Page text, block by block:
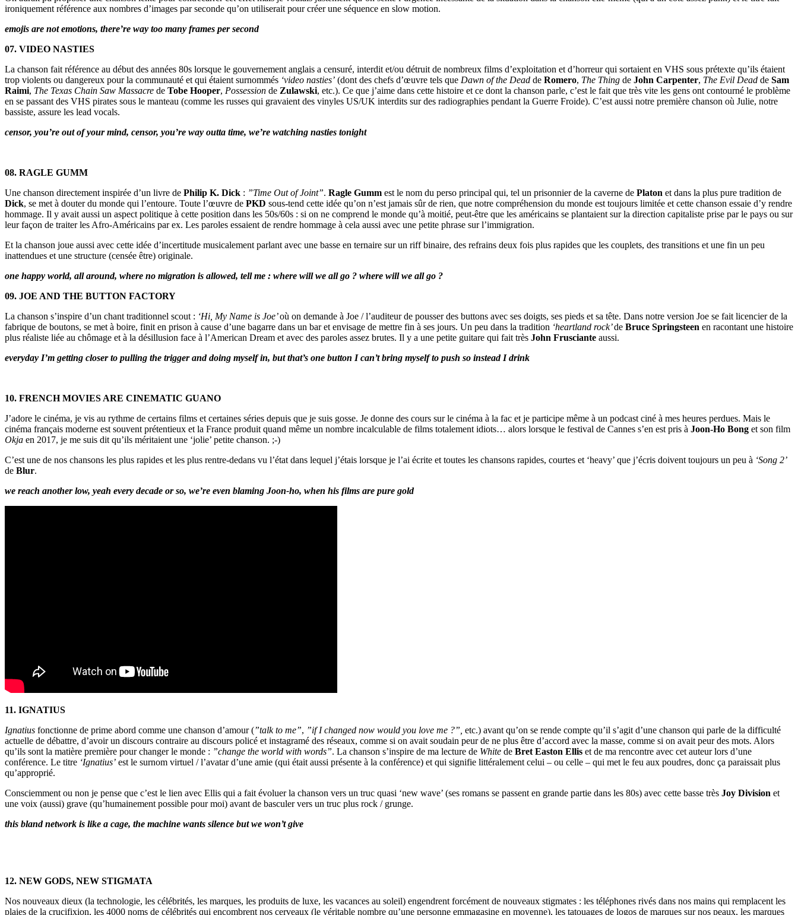
ironiquement référence aux nombres d’images par seconde qu’on utiliserait pour créer une séquence en slow motion.
emojis are not emotions, there’re way too many frames per second
07. VIDEO NASTIES
La chanson fait référence au début des années 80s lorsque le gouvernement anglais a censuré, interdit et/ou détruit de nombreux films d’exploitation et d’horreur qui sortaient en VHS sous prétexte qu’ils étaient
trop violents ou dangereux pour la communauté et qui étaient surnommés ‘video nasties’ (dont des chefs d’œuvre tels que Dawn of the Dead de Romero, The Thing de John Carpenter, The Evil Dead de Sam
Raimi, The Texas Chain Saw Massacre de Tobe Hooper, Possession de Zulawski, etc.). Ce que j’aime dans cette histoire et ce dont la chanson parle, c’est le fait que très vite les gens ont contourné le problème
en se passant des VHS pirates sous le manteau (comme les russes qui gravaient des vinyles US/UK interdits sur des radiographies pendant la Guerre Froide). C’est aussi notre première chanson où Julie, notre
bassiste, assure les lead vocals.
censor, you’re out of your mind, censor, you’re way outta time, we’re watching nasties tonight
08. RAGLE GUMM
Une chanson directement inspirée d’un livre de Philip K. Dick : ”Time Out of Joint”. Ragle Gumm est le nom du perso principal qui, tel un prisonnier de la caverne de Platon et dans la plus pure tradition de
Dick, se met à douter du monde qui l’entoure. Toute l’œuvre de PKD sous-tend cette idée qu’on n’est jamais sûr de rien, que notre compréhension du monde est toujours limitée et cette chanson essaie d’y rendre
hommage. Il y avait aussi un aspect politique à cette position dans les 50s/60s : si on ne comprend le monde qu’à moitié, peut-être que les américains se plantaient sur la direction capitaliste prise par le pays ou sur
leur façon de traiter les Afro-Américains par ex. Les paroles essaient de rendre hommage à cela aussi avec une petite phrase sur l’immigration.
Et la chanson joue aussi avec cette idée d’incertitude musicalement parlant avec une basse en ternaire sur un riff binaire, des refrains deux fois plus rapides que les couplets, des transitions et une fin un peu
inattendues et une structure (censée être) originale.
one happy world, all around, where no migration is allowed, tell me : where will we all go ? where will we all go ?
09. JOE AND THE BUTTON FACTORY
La chanson s’inspire d’un chant traditionnel scout : ‘Hi, My Name is Joe’où on demande à Joe / l’auditeur de pousser des buttons avec ses doigts, ses pieds et sa tête. Dans notre version Joe se fait licencier de la
fabrique de boutons, se met à boire, finit en prison à cause d’une bagarre dans un bar et envisage de mettre fin à ses jours. Un peu dans la tradition ‘heartland rock’de Bruce Springsteen en racontant une histoire
plus réaliste liée au chômage et à la désillusion face à l’American Dream et avec des paroles assez brutes. Il y a une petite guitare qui fait très John Frusciante aussi.
everyday I’m getting closer to pulling the trigger and doing myself in, but that’s one button I can’t bring myself to push so instead I drink
10. FRENCH MOVIES ARE CINEMATIC GUANO
J’adore le cinéma, je vis au rythme de certains films et certaines séries depuis que je suis gosse. Je donne des cours sur le cinéma à la fac et je participe même à un podcast ciné à mes heures perdues. Mais le
cinéma français moderne est souvent prétentieux et la France produit quand même un nombre incalculable de films totalement idiots… alors lorsque le festival de Cannes s’en est pris à Joon-Ho Bong et son film
Okja en 2017, je me suis dit qu’ils méritaient une ‘jolie’ petite chanson. ;-)
C’est une de nos chansons les plus rapides et les plus rentre-dedans vu l’état dans lequel j’étais lorsque je l’ai écrite et toutes les chansons rapides, courtes et ‘heavy’ que j’écris doivent toujours un peu à ‘Song 2’
de Blur.
we reach another low, yeah every decade or so, we’re even blaming Joon-ho, when his films are pure gold
11. IGNATIUS
Ignatius fonctionne de prime abord comme une chanson d’amour (”talk to me”, ”if I changed now would you love me ?”, etc.) avant qu’on se rende compte qu’il s’agit d’une chanson qui parle de la difficulté
actuelle de débattre, d’avoir un discours contraire au discours policé et instagramé des réseaux, comme si on avait soudain peur de ne plus être d’accord avec la masse, comme si on avait peur des mots. Alors
qu’ils sont la matière première pour changer le monde : ”change the world with words”. La chanson s’inspire de ma lecture de White de Bret Easton Ellis et de ma rencontre avec cet auteur lors d’une
conférence. Le titre ‘Ignatius’ est le surnom virtuel / l’avatar d’une amie (qui était aussi présente à la conférence) et qui signifie littéralement celui – ou celle – qui met le feu aux poudres, donc ça paraissait plus
qu’approprié.
Consciemment ou non je pense que c’est le lien avec Ellis qui a fait évoluer la chanson vers un truc quasi ‘new wave’ (ses romans se passent en grande partie dans les 80s) avec cette basse très Joy Division et
une voix (aussi) grave (qu’humainement possible pour moi) avant de basculer vers un truc plus rock / grunge.
this bland network is like a cage, the machine wants silence but we won’t give
12. NEW GODS, NEW STIGMATA
Nos nouveaux dieux (la technologie, les célébrités, les marques, les produits de luxe, les vacances au soleil) engendrent forcément de nouveaux stigmates : les téléphones rivés dans nos mains qui remplacent les
plaies de la crucifixion, les 4000 noms de célébrités qui encombrent nos cerveaux (le véritable nombre qu’une personne emmagasine en moyenne), les tatouages de logos de marques sur nos peaux, les marques